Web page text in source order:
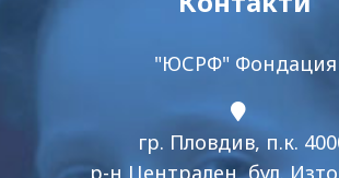
"ЮСРФ" Фондация
гр. Пловдив, п.к.
р-н Централен, бул.